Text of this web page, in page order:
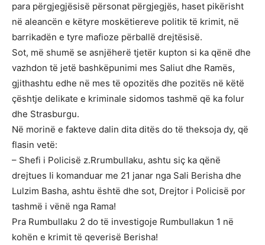
para përgjegjësisë përsonat përgjegjës, haset pikërisht
në aleancën e këtyre moskëtiereve politik të krimit, në
barrikadën e tyre mafioze përballë drejtësisë.
Sot, më shumë se asnjëherë tjetër kupton si ka qënë dhe
vazhdon të jetë bashkëpunimi mes Saliut dhe Ramës,
gjithashtu edhe në mes të opozitës dhe pozitës në këtë
çështje delikate e kriminale sidomos tashmë që ka folur
dhe Strasburgu.
Në morinë e fakteve dalin dita ditës do të theksoja dy, që
flasin vetë:
– Shefi i Policisë z.Rrumbullaku, ashtu siç ka qënë
drejtues Ii komanduar me 21 janar nga Sali Berisha dhe
Lulzim Basha, ashtu është dhe sot, Drejtor i Policisë por
tashmë i vënë nga Rama!
Pra Rumbullaku 2 do të investigoje Rumbullakun 1 në
kohën e krimit të qeverisë Berisha!